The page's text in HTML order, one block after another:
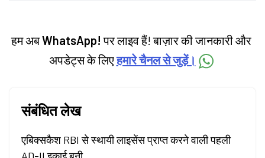
हम अबWhatsApp! पर लाइव हैं! बाज़ार की जानकारी और
अपडेट्स के लिएहमारे चैनल से जुड़ें।
संबंधित लेख
एबिक्सकैश RBI से स्थायी लाइसेंस प्राप्त करने वाली पहली